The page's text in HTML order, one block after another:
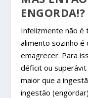
ENGORDA!?
Infelizmente não é
alimento sozinho é
emagrecer. Para
déficit ou superávit
maior que a
ingestão